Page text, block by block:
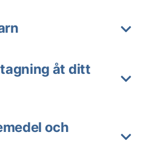
åt ditt
och